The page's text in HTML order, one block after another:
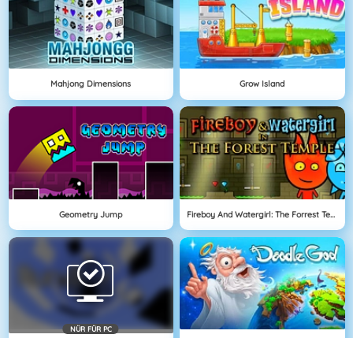
Mahjong Dimensions Grow Island
Geometry Jump Fireboy And Watergirl: The Forrest Temple
NÜR FÜR PC